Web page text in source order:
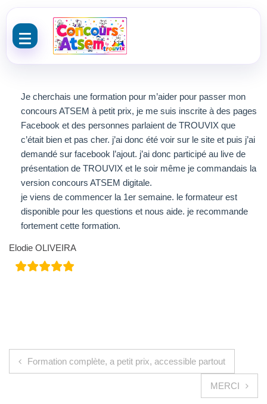
Je cherchais une formation pour m’aider pour passer mon
concours ATSEM à petit prix, je me suis inscrite à des pages
Facebook et des personnes parlaient de TROUVIX que
c’était bien et pas cher. j’ai donc été voir sur le site et puis j’ai
demandé sur facebook l’ajout. j’ai donc participé au live de
présentation de TROUVIX et le soir même je commandais la
version concours ATSEM digitale.
je viens de commencer la 1er semaine. le formateur est
disponible pour les questions et nous aide. je recommande
fortement cette formation.
Elodie OLIVEIRA
Navigation de l’article
Formation complète, a petit prix, accessible partout
MERCI